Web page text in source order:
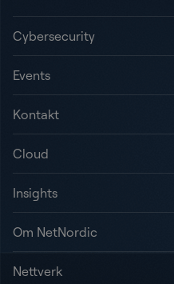
Cybersecurity
Events
Kontakt
Cloud
Insights
Om NetNordic
Nettverk